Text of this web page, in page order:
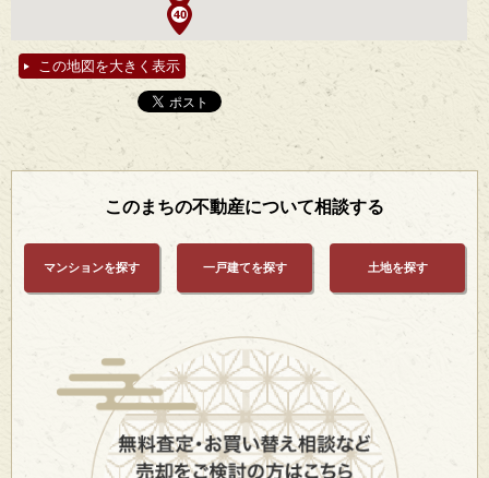
この地図を大きく表示
このまちの不動産について相談する
マンションを探す 一戸建てを探す 土地を探す